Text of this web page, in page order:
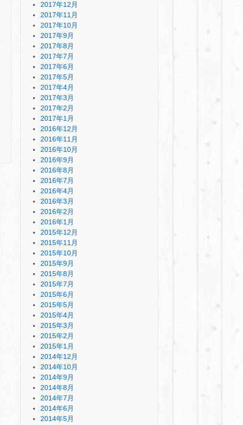
2017年12月
2017年11月
2017年10月
2017年9月
2017年8月
2017年7月
2017年6月
2017年5月
2017年4月
2017年3月
2017年2月
2017年1月
2016年12月
2016年11月
2016年10月
2016年9月
2016年8月
2016年7月
2016年4月
2016年3月
2016年2月
2016年1月
2015年12月
2015年11月
2015年10月
2015年9月
2015年8月
2015年7月
2015年6月
2015年5月
2015年4月
2015年3月
2015年2月
2015年1月
2014年12月
2014年10月
2014年9月
2014年8月
2014年7月
2014年6月
2014年5月